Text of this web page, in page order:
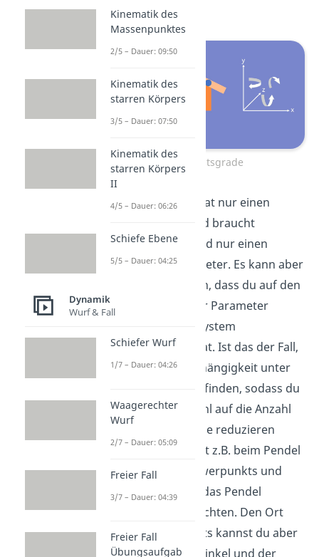
gibt.
Freiheitsgrade
Eine Wippe z.B. hat nur einen
Freiheitsgrad und braucht
dementsprechend nur einen
Winkel als Parameter. Es kann aber
auch vorkommen, dass du auf den
ersten Blick mehr Parameter
findest, als das System
Freiheitsgrade hat. Ist das der Fall,
wirst du eine Abhängigkeit unter
den Parametern finden, sodass du
die Parameterzahl auf die Anzahl
der Freiheitsgrade reduzieren
kannst. So kannst z.B. beim Pendel
den Ort des Schwerpunkts und
den Winkel, den das Pendel
ausschlägt betrachten. Den Ort
des Schwerpunkts kannst du aber
auch über den Winkel und der
Kinematik des
Massenpunktes
2/5 – Dauer: 09:50
Kinematik des
starren Körpers
3/5 – Dauer: 07:50
Kinematik des
starren Körpers
II
4/5 – Dauer: 06:26
Schiefe Ebene
5/5 – Dauer: 04:25
Dynamik
Wurf & Fall
Schiefer Wurf
1/7 – Dauer: 04:26
Waagerechter
Wurf
2/7 – Dauer: 05:09
Freier Fall
3/7 – Dauer: 04:39
Freier Fall
Übungsaufgab